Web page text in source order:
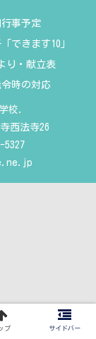
行事予定
できます10」
り・献立表
時の対応
校.
西法寺26
5327
プ サイドバー